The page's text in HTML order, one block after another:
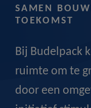
SAMEN
TOEKOMST
Bij Budelpack
ruimte om te
door een